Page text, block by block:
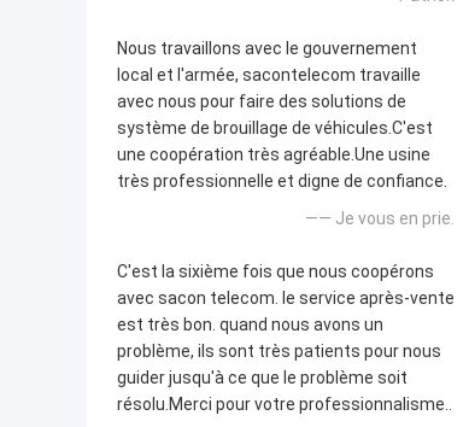
Nous travaillons avec le gouvernement
local et l'armée, sacontelecom travaille
avec nous pour faire des solutions de
système de brouillage de véhicules.C'est
une coopération très agréable.Une usine
très professionnelle et digne de confiance.
—— Je vous en prie.
C'est la sixième fois que nous coopérons
avec sacon telecom. le service après-vente
est très bon. quand nous avons un
problème, ils sont très patients pour nous
guider jusqu'à ce que le problème soit
résolu.Merci pour votre professionnalisme..